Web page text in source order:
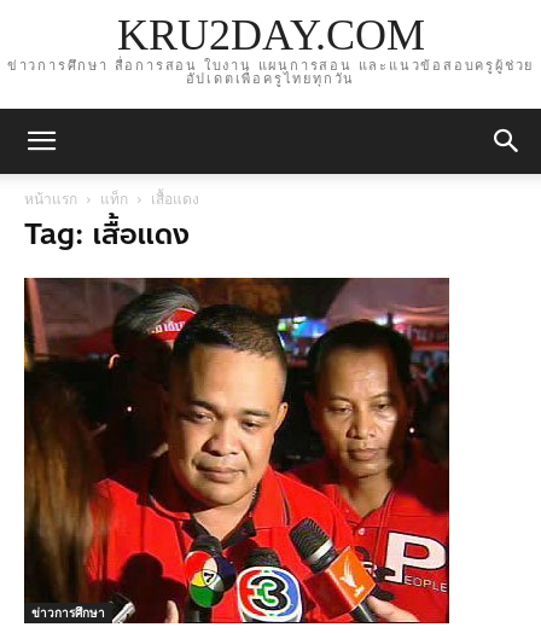
KRU2DAY.COM
ข่าวการศึกษา สื่อการสอน ใบงาน แผนการสอน และแนวข้อสอบครูผู้ช่วย
อัปเดตเพื่อครูไทยทุกวัน
หน้าแรก แท็ก เสื้อแดง
Tag: เสื้อแดง
ข่าวการศึกษา